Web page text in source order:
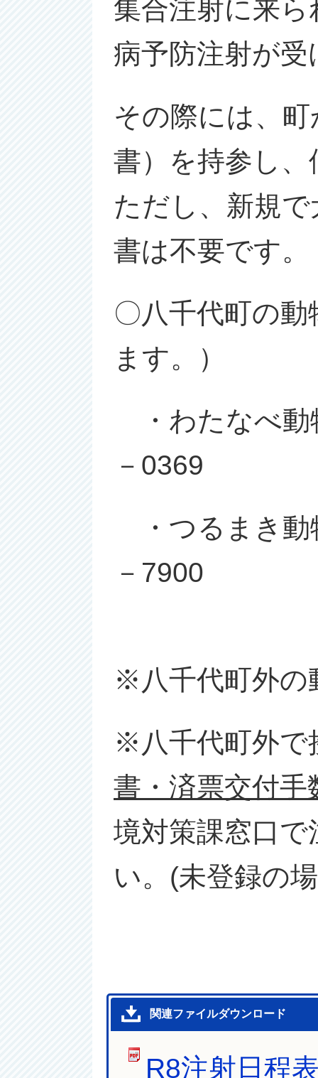
集合注射に来
病予防注射が
その際には、
書）を持参し
ただし、新規
書は不要です。
〇八千代町の
ます。）
・わたなべ
－0369
・つるまき
－7900
※八千代町外の
※八千代町外で
書・済票交付
境対策課窓口
い。(未登録の
関連ファイルダウンロード
R8注射日程